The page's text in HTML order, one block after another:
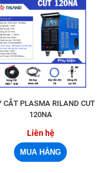
CẮT PLASMA RILAND CUT
120NA
Liên hệ